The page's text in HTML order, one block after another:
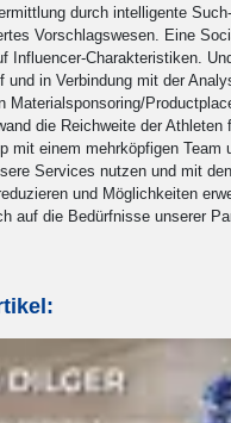
durch intelligente
Vorschlagswesen. Eine
Influencer-Charakteristiken.
und in Verbindung mit der
Materialsponsoring/
die Reichweite der
mit einem mehrköpfigen Team
Services nutzen und mit
und Möglichkeiten
auf die Bedürfnisse unserer